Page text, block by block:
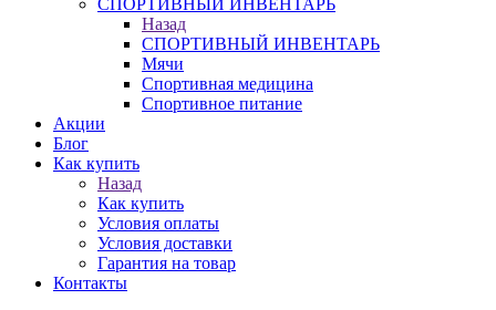
СПОРТИВНЫЙ ИНВЕНТАРЬ
Назад
СПОРТИВНЫЙ ИНВЕНТАРЬ
Мячи
Спортивная медицина
Спортивное питание
Акции
Блог
Как купить
Назад
Как купить
Условия оплаты
Условия доставки
Гарантия на товар
Контакты